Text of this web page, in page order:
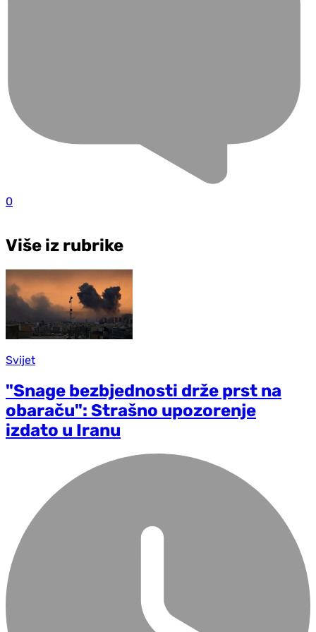
0
Više iz rubrike
Svijet
"Snage bezbjednosti drže prst na
obaraču": Strašno upozorenje
izdato u Iranu